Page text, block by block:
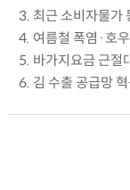
3. 최근 소비자물가
4. 여름철 폭염·호
5. 바가지요금 근절
6. 김 수출 공급망